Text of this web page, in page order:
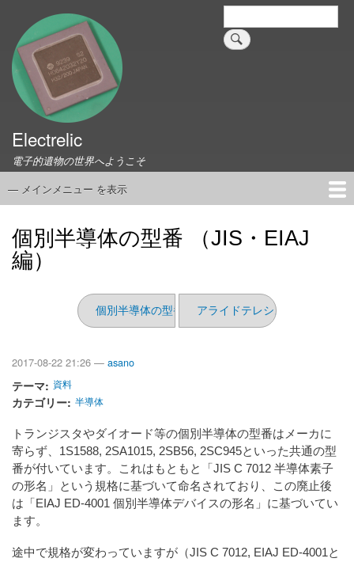
検
索
Electrelic
電子的遺物の世界へようこそ
メ
ニ
— メインメニュー を表示
ホーム
EMILY Board
Universal Monitor
コネクタ資料集
このサイトについて
リンク集
個別半導体の型番 （JIS・EIAJ
編）
個別半導体の型番 （JEDEC編）アライドテレシス FS808TP
2017-08-22 21:26 — asano
テーマ 資料
カテゴリー 半導体
トランジスタやダイオード等の個別半導体の型番はメーカに
寄らず、1S1588, 2SA1015, 2SB56, 2SC945といった共通の型
番が付いています。これはもともと「JIS C 7012 半導体素子
の形名」という規格に基づいて命名されており、この廃止後
は「EIAJ ED-4001 個別半導体デバイスの形名」に基づいてい
ます。
途中で規格が変わっていますが（JIS C 7012, EIAJ ED-4001と